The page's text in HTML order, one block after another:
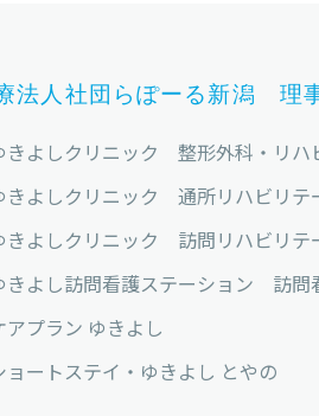
法人社団らぽーる新潟 理
きよしクリニック 整形外科・リハ
きよしクリニック 通所リハビリテ
きよしクリニック 訪問リハビリテ
きよし訪問看護ステーション 訪問
アプラン ゆきよし
ョートステイ・ゆきよし とやの